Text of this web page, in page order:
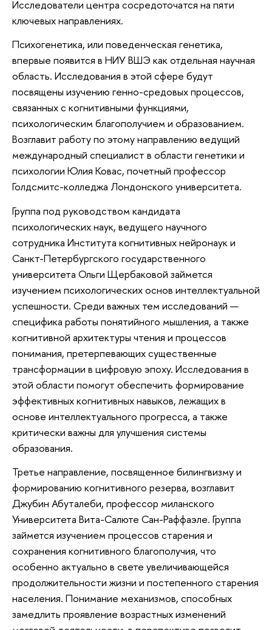
Исследователи центра сосредоточатся на пяти
ключевых направлениях.
Психогенетика, или поведенческая генетика,
впервые появится в НИУ ВШЭ как отдельная научная
область. Исследования в этой сфере будут
посвящены изучению генно-средовых процессов,
связанных с когнитивными функциями,
психологическим благополучием и образованием.
Возглавит работу по этому направлению ведущий
международный специалист в области генетики и
психологии Юлия Ковас, почетный профессор
Голдсмитс-колледжа Лондонского университета.
Группа под руководством кандидата
психологических наук, ведущего научного
сотрудника Института когнитивных нейронаук и
Санкт-Петербургского государственного
университета Ольги Щербаковой займется
изучением психологических основ интеллектуальной
успешности. Среди важных тем исследований —
специфика работы понятийного мышления, а также
когнитивной архитектуры чтения и процессов
понимания, претерпевающих существенные
трансформации в цифровую эпоху. Исследования в
этой области помогут обеспечить формирование
эффективных когнитивных навыков, лежащих в
основе интеллектуального прогресса, а также
критически важны для улучшения системы
образования.
Третье направление, посвященное билингвизму и
формированию когнитивного резерва, возглавит
Джубин Абуталеби, профессор миланского
Университета Вита-Салюте Сан-Раффаэле. Группа
займется изучением процессов старения и
сохранения когнитивного благополучия, что
особенно актуально в свете увеличивающейся
продолжительности жизни и постепенного старения
населения. Понимание механизмов, способных
замедлить проявление возрастных изменений